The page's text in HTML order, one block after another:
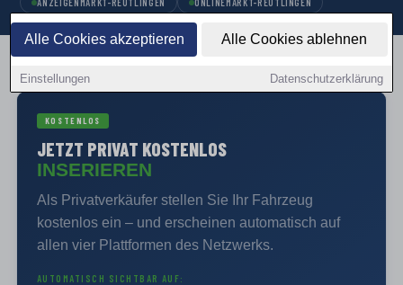
Alle Cookies akzeptieren Alle Cookies ablehnen
Einstellungen Datenschutzerklärung
KOSTENLOS
JETZT PRIVAT KOSTENLOS
INSERIEREN
Als Privatverkäufer stellen Sie Ihr Fahrzeug
kostenlos ein – und erscheinen automatisch auf
allen vier Plattformen des Netzwerks.
AUTOMATISCH SICHTBAR AUF: